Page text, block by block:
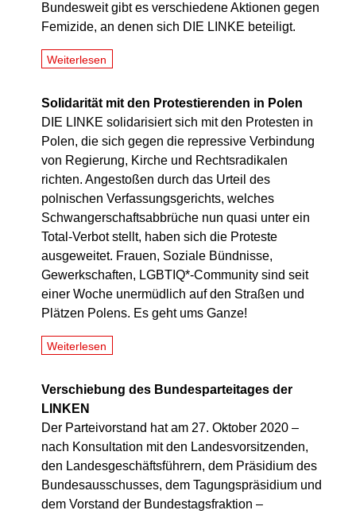
Bundesweit gibt es verschiedene Aktionen gegen
Femizide, an denen sich DIE LINKE beteiligt.
Weiterlesen
Solidarität mit den Protestierenden in Polen
DIE LINKE solidarisiert sich mit den Protesten in
Polen, die sich gegen die repressive Verbindung
von Regierung, Kirche und Rechtsradikalen
richten. Angestoßen durch das Urteil des
polnischen Verfassungsgerichts, welches
Schwangerschaftsabbrüche nun quasi unter ein
Total-Verbot stellt, haben sich die Proteste
ausgeweitet. Frauen, Soziale Bündnisse,
Gewerkschaften, LGBTIQ*-Community sind seit
einer Woche unermüdlich auf den Straßen und
Plätzen Polens. Es geht ums Ganze!
Weiterlesen
Verschiebung des Bundesparteitages der
LINKEN
Der Parteivorstand hat am 27. Oktober 2020 –
nach Konsultation mit den Landesvorsitzenden,
den Landesgeschäftsführern, dem Präsidium des
Bundesausschusses, dem Tagungspräsidium und
dem Vorstand der Bundestagsfraktion –